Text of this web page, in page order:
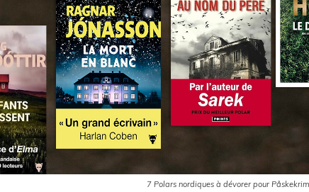
7 Polars nordiques à dévorer pour